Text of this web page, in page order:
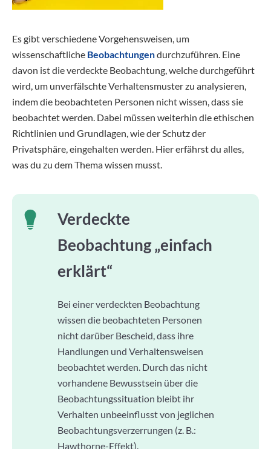
Es gibt verschiedene Vorgehensweisen, um
wissenschaftliche Beobachtungendurchzuführen. Eine
davon ist die verdeckte Beobachtung, welche durchgeführt
wird, um unverfälschte Verhaltensmuster zu analysieren,
indem die beobachteten Personen nicht wissen, dass sie
beobachtet werden. Dabei müssen weiterhin die ethischen
Richtlinien und Grundlagen, wie der Schutz der
Privatsphäre, eingehalten werden. Hier erfährst du alles,
was du zu dem Thema wissen musst.
Verdeckte
Beobachtung „einfach
erklärt“
Bei einer verdeckten Beobachtung
wissen die beobachteten Personen
nicht darüber Bescheid, dass ihre
Handlungen und Verhaltensweisen
beobachtet werden. Durch das nicht
vorhandene Bewusstsein über die
Beobachtungssituation bleibt ihr
Verhalten unbeeinflusst von jeglichen
Beobachtungsverzerrungen (z. B.:
Hawthorne-Effekt).